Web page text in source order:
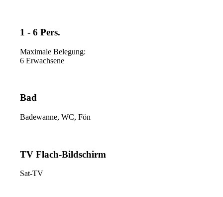
1 - 6 Pers.
Maximale Belegung:
6 Erwachsene
Bad
Badewanne, WC, Fön
TV Flach-Bildschirm
Sat-TV